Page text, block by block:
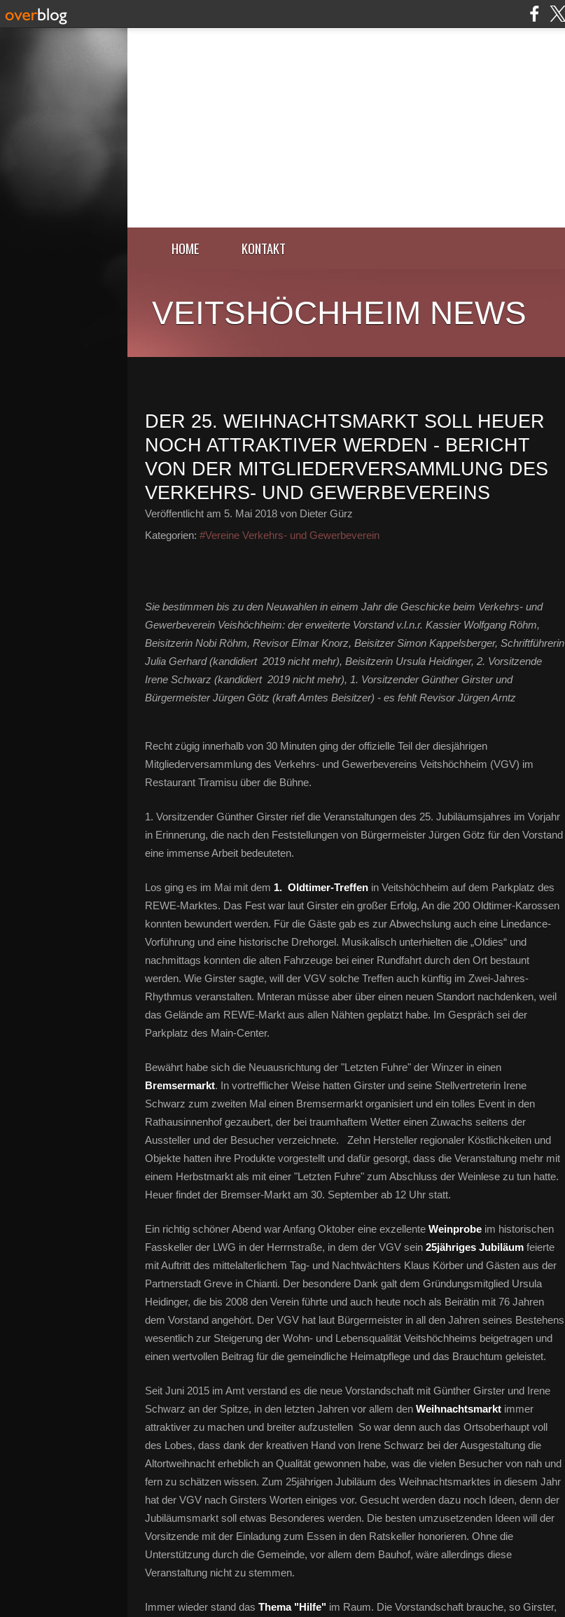
HOME KONTAKT
VEITSHÖCHHEIM NEWS
DER 25. WEIHNACHTSMARKT SOLL HEUER
NOCH ATTRAKTIVER WERDEN - BERICHT
VON DER MITGLIEDERVERSAMMLUNG DES
VERKEHRS- UND GEWERBEVEREINS
Veröffentlicht am 5. Mai 2018 von Dieter Gürz
Kategorien: #Vereine Verkehrs- und Gewerbeverein
Sie bestimmen bis zu den Neuwahlen in einem Jahr die Geschicke beim Verkehrs- und
Gewerbeverein Veishöchheim: der erweiterte Vorstand v.l.n.r. Kassier Wolfgang Röhm,
Beisitzerin Nobi Röhm, Revisor Elmar Knorz, Beisitzer Simon Kappelsberger, Schriftführerin
Julia Gerhard (kandidiert 2019 nicht mehr), Beisitzerin Ursula Heidinger, 2. Vorsitzende
Irene Schwarz (kandidiert 2019 nicht mehr), 1. Vorsitzender Günther Girster und
Bürgermeister Jürgen Götz (kraft Amtes Beisitzer) - es fehlt Revisor Jürgen Arntz
Recht zügig innerhalb von 30 Minuten ging der offizielle Teil der diesjährigen
Mitgliederversammlung des Verkehrs- und Gewerbevereins Veitshöchheim (VGV) im
Restaurant Tiramisu über die Bühne.
1. Vorsitzender Günther Girster rief die Veranstaltungen des 25. Jubiläumsjahres im Vorjahr
in Erinnerung, die nach den Feststellungen von Bürgermeister Jürgen Götz für den Vorstand
eine immense Arbeit bedeuteten.
Los ging es im Mai mit dem 1. Oldtimer-Treffen in Veitshöchheim auf dem Parkplatz des
REWE-Marktes. Das Fest war laut Girster ein großer Erfolg, An die 200 Oldtimer-Karossen
konnten bewundert werden. Für die Gäste gab es zur Abwechslung auch eine Linedance-
Vorführung und eine historische Drehorgel. Musikalisch unterhielten die „Oldies“ und
nachmittags konnten die alten Fahrzeuge bei einer Rundfahrt durch den Ort bestaunt
werden. Wie Girster sagte, will der VGV solche Treffen auch künftig im Zwei-Jahres-
Rhythmus veranstalten. Mnteran müsse aber über einen neuen Standort nachdenken, weil
das Gelände am REWE-Markt aus allen Nähten geplatzt habe. Im Gespräch sei der
Parkplatz des Main-Center.
Bewährt habe sich die Neuausrichtung der "Letzten Fuhre" der Winzer in einen
Bremsermarkt. In vortrefflicher Weise hatten Girster und seine Stellvertreterin Irene
Schwarz zum zweiten Mal einen Bremsermarkt organisiert und ein tolles Event in den
Rathausinnenhof gezaubert, der bei traumhaftem Wetter einen Zuwachs seitens der
Aussteller und der Besucher verzeichnete. Zehn Hersteller regionaler Köstlichkeiten und
Objekte hatten ihre Produkte vorgestellt und dafür gesorgt, dass die Veranstaltung mehr mit
einem Herbstmarkt als mit einer "Letzten Fuhre" zum Abschluss der Weinlese zu tun hatte.
Heuer findet der Bremser-Markt am 30. September ab 12 Uhr statt.
Ein richtig schöner Abend war Anfang Oktober eine exzellente Weinprobe im historischen
Fasskeller der LWG in der Herrnstraße, in dem der VGV sein 25jähriges Jubiläum feierte
mit Auftritt des mittelalterlichem Tag- und Nachtwächters Klaus Körber und Gästen aus der
Partnerstadt Greve in Chianti. Der besondere Dank galt dem Gründungsmitglied Ursula
Heidinger, die bis 2008 den Verein führte und auch heute noch als Beirätin mit 76 Jahren
dem Vorstand angehört. Der VGV hat laut Bürgermeister in all den Jahren seines Bestehens
wesentlich zur Steigerung der Wohn- und Lebensqualität Veitshöchheims beigetragen und
einen wertvollen Beitrag für die gemeindliche Heimatpflege und das Brauchtum geleistet.
Seit Juni 2015 im Amt verstand es die neue Vorstandschaft mit Günther Girster und Irene
Schwarz an der Spitze, in den letzten Jahren vor allem den Weihnachtsmarkt immer
attraktiver zu machen und breiter aufzustellen So war denn auch das Ortsoberhaupt voll
des Lobes, dass dank der kreativen Hand von Irene Schwarz bei der Ausgestaltung die
Altortweihnacht erheblich an Qualität gewonnen habe, was die vielen Besucher von nah und
fern zu schätzen wissen. Zum 25jährigen Jubiläum des Weihnachtsmarktes in diesem Jahr
hat der VGV nach Girsters Worten einiges vor. Gesucht werden dazu noch Ideen, denn der
Jubiläumsmarkt soll etwas Besonderes werden. Die besten umzusetzenden Ideen will der
Vorsitzende mit der Einladung zum Essen in den Ratskeller honorieren. Ohne die
Unterstützung durch die Gemeinde, vor allem dem Bauhof, wäre allerdings diese
Veranstaltung nicht zu stemmen.
Immer wieder stand das Thema "Hilfe" im Raum. Die Vorstandschaft brauche, so Girster,